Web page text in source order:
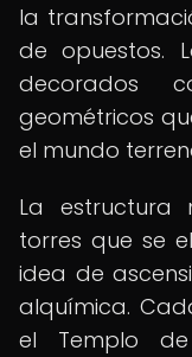
la
de opuestos.
decorados
geométricos
el mundo
La estructura
torres que se
idea de
alquímica.
el Templo